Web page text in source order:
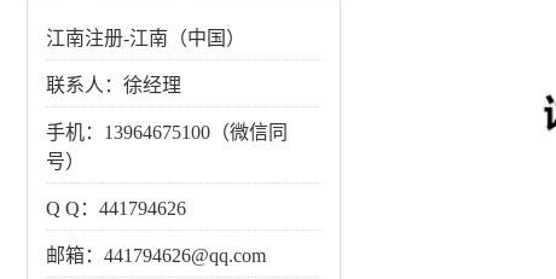
江南注册-江南（中国）
联系人：徐经理
手机：13964675100（微信同
号）
Q Q：441794626
邮箱：441794626@qq.com